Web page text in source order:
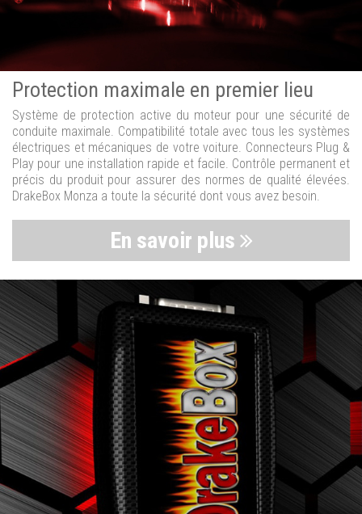
Protection maximale en premier lieu
Système de protection active du moteur pour une sécurité de
conduite maximale. Compatibilité totale avec tous les systèmes
électriques et mécaniques de votre voiture. Connecteurs Plug &
Play pour une installation rapide et facile. Contrôle permanent et
précis du produit pour assurer des normes de qualité élevées.
DrakeBox Monza a toute la sécurité dont vous avez besoin.
En savoir plus